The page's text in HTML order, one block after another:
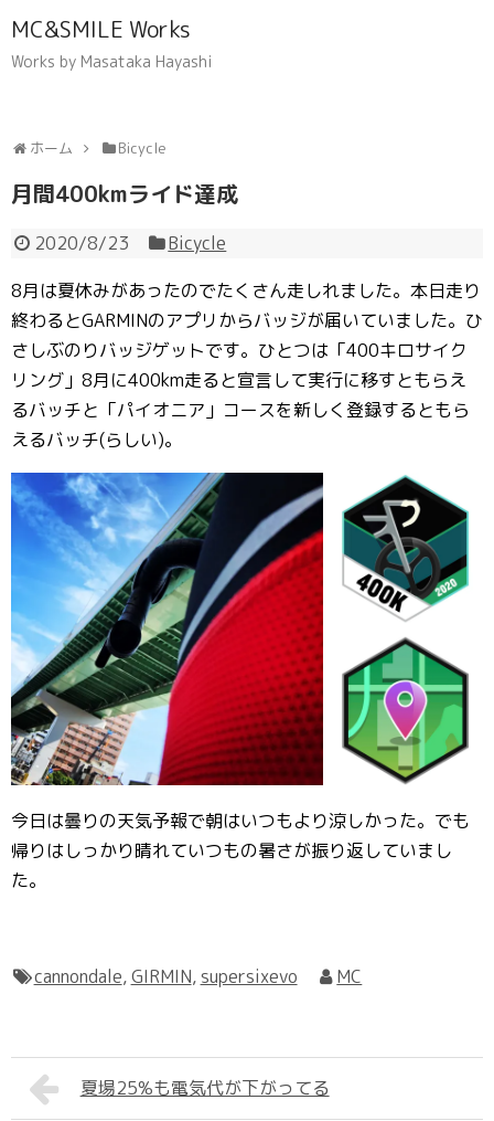
MC&SMILE Works
Works by Masataka Hayashi
ホーム Bicycle
月間400kmライド達成
2020/8/23
Bicycle
8月は夏休みがあったのでたくさん走しれました。本日走り
終わるとGARMINのアプリからバッジが届いていました。ひ
さしぶのりバッジゲットです。ひとつは「400キロサイク
リング」8月に400km走ると宣言して実行に移すともらえ
るバッチと「パイオニア」コースを新しく登録するともら
えるバッチ(らしい)。
今日は曇りの天気予報で朝はいつもより涼しかった。でも
帰りはしっかり晴れていつもの暑さが振り返していまし
た。
cannondale,GIRMIN,supersixevo MC
夏場25%も電気代が下がってる